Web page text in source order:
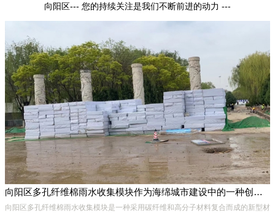
向阳区--- 您的持续关注是我们不断前进的动力 ---
向阳区多孔纤维棉雨水收集模块作为海绵城市建设中的一种创新材料
向阳区多孔纤维棉雨水收集模块是一种采用碳纤维和高分子材料复合而成的新型材